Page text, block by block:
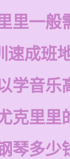
里一般
速成班
学音乐
克里里
琴多少